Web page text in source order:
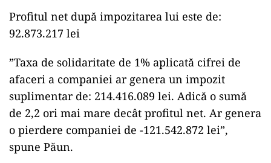
Profitul net după impozitarea lui este de:
92.873.217 lei
”Taxa de solidaritate de 1% aplicată cifrei de
afaceri a companiei ar genera un impozit
suplimentar de: 214.416.089 lei. Adică o sumă
de 2,2 ori mai mare decât profitul net. Ar genera
o pierdere companiei de -121.542.872 lei”,
spune Păun.